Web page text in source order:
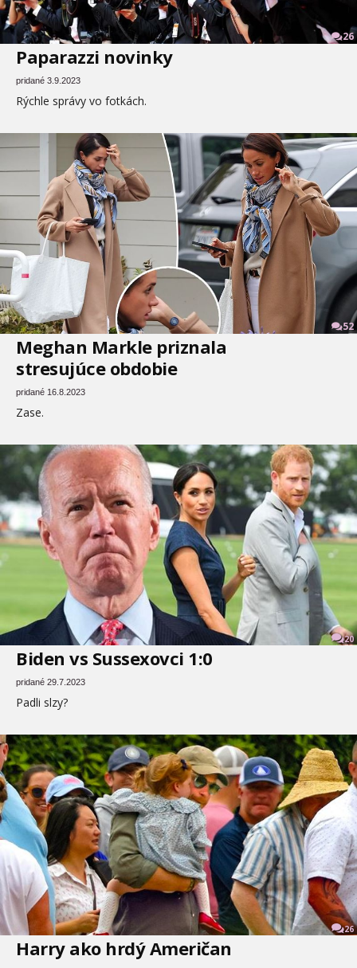
26
Paparazzi novinky
pridané 3.9.2023
Rýchle správy vo fotkách.
52
Meghan Markle priznala
stresujúce obdobie
pridané 16.8.2023
Zase.
20
Biden vs Sussexovci 1:0
pridané 29.7.2023
Padli slzy?
26
Harry ako hrdý Američan